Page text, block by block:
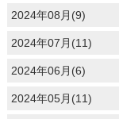
2024年08月(9)
2024年07月(11)
2024年06月(6)
2024年05月(11)